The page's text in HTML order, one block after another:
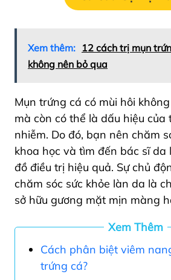
Xem thêm: 12 cách trị mụn
không nên bỏ qua
Mụn trứng cá có mùi hôi
mà còn có thể là dấu hiệu
nhiễm. Do đó, bạn nên chăm
khoa học và tìm đến bác sĩ da
đồ điều trị hiệu quả. Sự chủ
chăm sóc sức khỏe làn da là
sở hữu gương mặt mịn màng
Xem Thêm
Cách phân biệt viêm
trứng cá?